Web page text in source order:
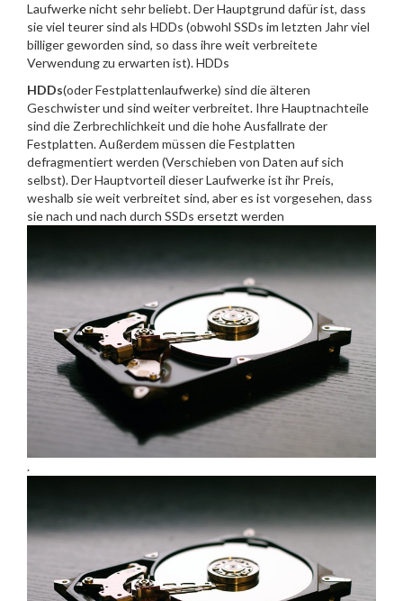
Laufwerke nicht sehr beliebt. Der Hauptgrund dafür ist, dass
sie viel teurer sind als HDDs (obwohl SSDs im letzten Jahr viel
billiger geworden sind, so dass ihre weit verbreitete
Verwendung zu erwarten ist). HDDs
HDDs(oder Festplattenlaufwerke) sind die älteren
Geschwister und sind weiter verbreitet. Ihre Hauptnachteile
sind die Zerbrechlichkeit und die hohe Ausfallrate der
Festplatten. Außerdem müssen die Festplatten
defragmentiert werden (Verschieben von Daten auf sich
selbst). Der Hauptvorteil dieser Laufwerke ist ihr Preis,
weshalb sie weit verbreitet sind, aber es ist vorgesehen, dass
sie nach und nach durch SSDs ersetzt werden
.